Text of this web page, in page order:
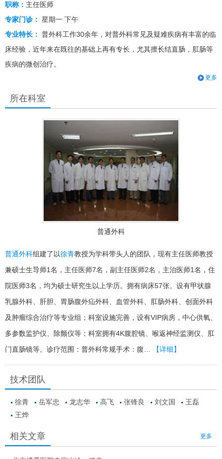
职称： 主任医师
专家门诊： 星期一 下午
专业特长： 普外科工作30余年，对普外科常见及疑难疾病有丰富的临
床经验，近年来在既往的基础上再有专长，尤其擅长结直肠，肛肠等
疾病的微创治疗。
更多
所在科室
普通外科
普通外科组建了以徐青教授为学科带头人的团队，现有主任医师教授
兼硕士生导师1名，主任医师7名，副主任医师2名，主治医师1名，住
院医师3名，均为硕士研究生以上学历。拥有病床57张。设有甲状腺
乳腺外科、肝胆、胃肠腹外疝外科、血管外科、肛肠外科、创面外科
及肿瘤综合治疗等专业组；科室设施完善，设有VIP病房，中心供氧、
多参数监护仪、除颤仪等；科室拥有4K腹腔镜、喉返神经监测仪、肛
门直肠镜等。诊疗范围：普外科常规手术：腹…
【详细】
技术团队
徐青 岳军忠 龙志华 高飞 张锋良 刘文国
王磊
王烨
更多
相关文章